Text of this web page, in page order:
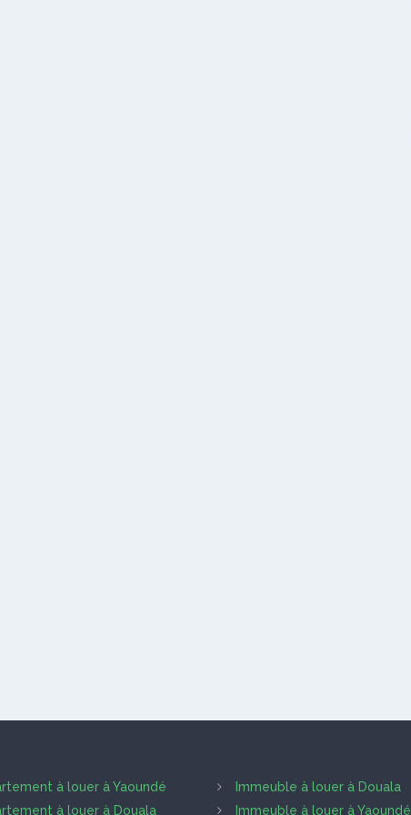
à louer à Yaoundé
à louer à Douala
Immeuble à louer à Douala
Immeuble à louer à Yaoundé